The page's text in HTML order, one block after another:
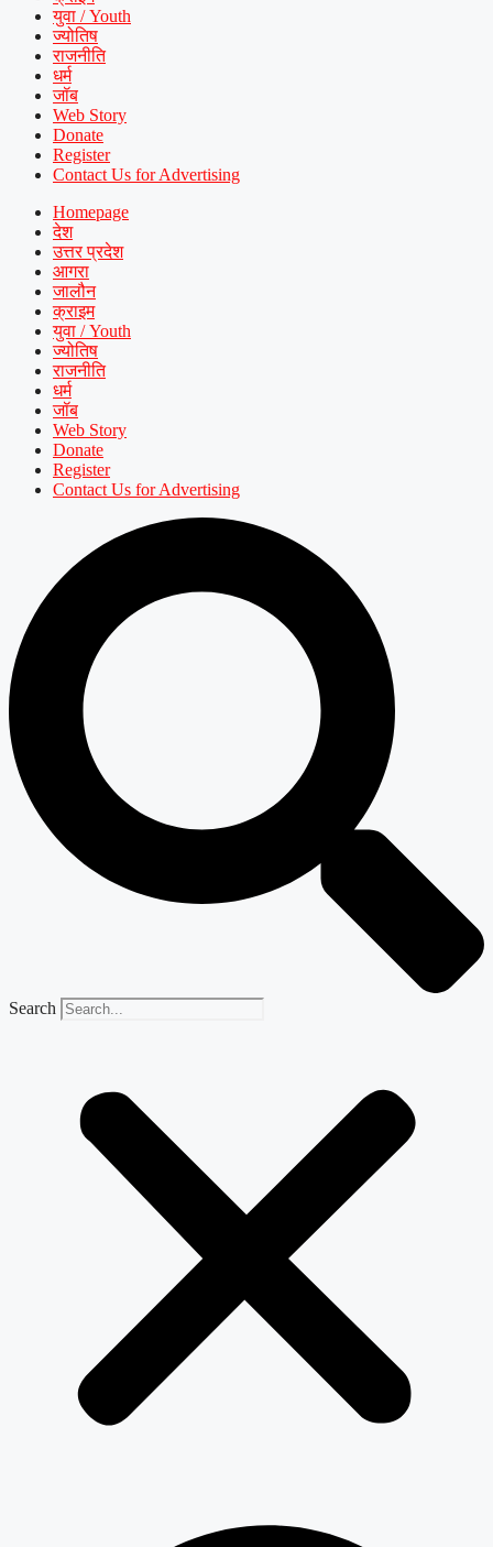
युवा / Youth
ज्योतिष
राजनीति
धर्म
जॉब
Web Story
Donate
Register
Contact Us for Advertising
Homepage
देश
उत्तर प्रदेश
आगरा
जालौन
क्राइम
युवा / Youth
ज्योतिष
राजनीति
धर्म
जॉब
Web Story
Donate
Register
Contact Us for Advertising
Search